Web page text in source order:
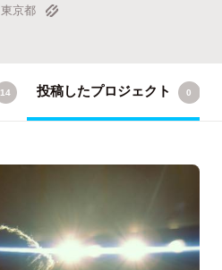
東京都
14 投稿したプロジェクト 0